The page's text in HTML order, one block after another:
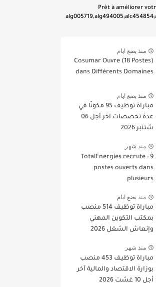
👋 Prêt à améliorer
منذ بضع ايام
Cosumar Ouvre (18 Postes)
dans Différents Domaines
منذ بضع ايام
مباراة توظيف 95 مكونًا في
عدة تخصصات آخر أجل 06
شتنبر 2026
منذ شهر
TotalEnergies recrute : 9
postes ouverts dans
plusieurs
منذ بضع ايام
مباراة توظيف 514 منصب
بمكتب التكوين المهني
وإنعاش الشغل 2026
منذ شهر
مباراة توظيف 453 منصب
بوزارة الاقتصاد والمالية آخر
أجل 10 غشت 2026